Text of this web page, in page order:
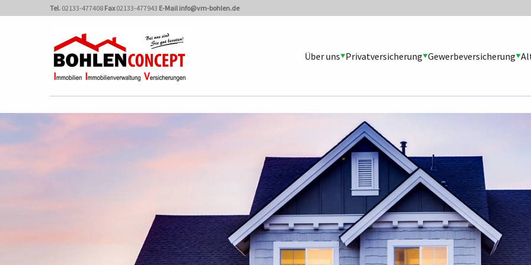
Tel. 02133-477408 Fax02133-477943 E-Mail info@vm-bohlen.de
Über uns Privatversicherung Gewerbeversicherung